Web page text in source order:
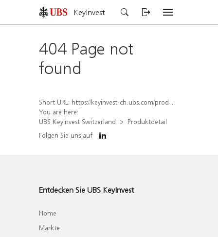
KeyInvest
404 Page not
found
Short URL: https://keyinvest-ch.ubs.com/produkt/detail/index/isin/CH1579658464
You are here:
UBS KeyInvest Switzerland
Produktdetail
Folgen Sie uns auf
Entdecken Sie UBS KeyInvest
Home
Märkte